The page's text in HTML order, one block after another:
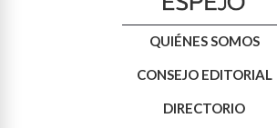
QUIÉNES SOMOS
CONSEJO EDITORIAL
DIRECTORIO